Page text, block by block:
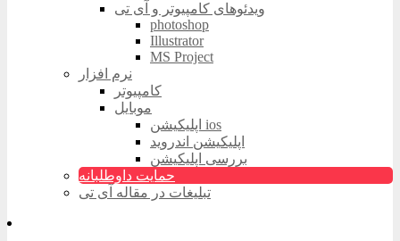
ویدئوهای کامپیوتر و آی تی
photoshop
Illustrator
MS Project
نرم افزار
کامپیوتر
موبایل
اپلیکیشن ios
اپلیکیشن اندروید
بررسی اپلیکیشن
حمایت داوطلبانه
تبلیغات در مقاله آی تی